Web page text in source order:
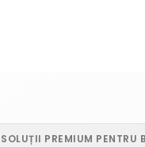
SOLUȚII PREMIUM PENTRU